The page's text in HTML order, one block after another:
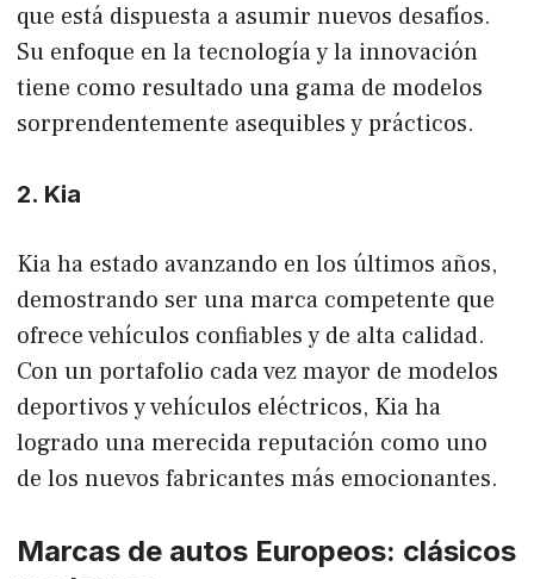
que está dispuesta a asumir nuevos desafíos.
Su enfoque en la tecnología y la innovación
tiene como resultado una gama de modelos
sorprendentemente asequibles y prácticos.
2. Kia
Kia ha estado avanzando en los últimos años,
demostrando ser una marca competente que
ofrece vehículos confiables y de alta calidad.
Con un portafolio cada vez mayor de modelos
deportivos y vehículos eléctricos, Kia ha
logrado una merecida reputación como uno
de los nuevos fabricantes más emocionantes.
Marcas de autos Europeos: clásicos